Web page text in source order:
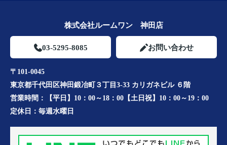
株式会社ルームワン 神田店
03-5295-8085 お問い合わせ
〒101-0045
東京都千代田区神田鍛冶町３丁目3-33 カリガネビル ６階
営業時間：
【平日】10：00～18：00【土日祝】10：00～19：00
定休日： 毎週水曜日